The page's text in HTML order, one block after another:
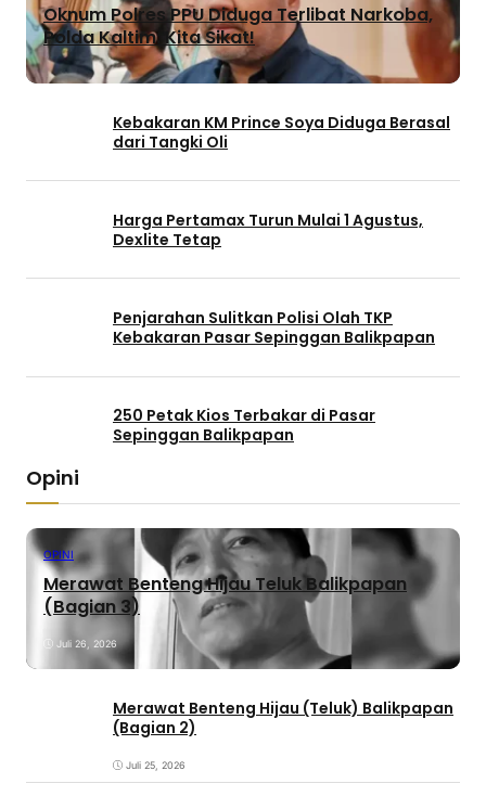
Oknum Polres PPU Diduga Terlibat Narkoba,
Polda Kaltim: Kita Sikat!
Kebakaran KM Prince Soya Diduga Berasal
dari Tangki Oli
Harga Pertamax Turun Mulai 1 Agustus,
Dexlite Tetap
Penjarahan Sulitkan Polisi Olah TKP
Kebakaran Pasar Sepinggan Balikpapan
250 Petak Kios Terbakar di Pasar
Sepinggan Balikpapan
Opini
OPINI
Merawat Benteng Hijau Teluk Balikpapan
(Bagian 3)
Juli 26, 2026
Merawat Benteng Hijau (Teluk) Balikpapan
(Bagian 2)
Juli 25, 2026